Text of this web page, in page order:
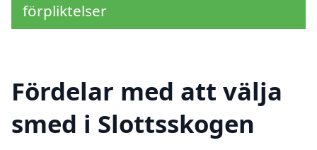
förpliktelser
Fördelar med att välja
smed i Slottsskogen